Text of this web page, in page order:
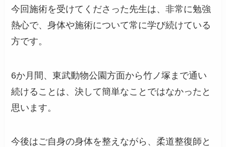
今回施術を受けてくださった先生は、非常に勉強
熱心で、身体や施術について常に学び続けている
方です。
6か月間、東武動物公園方面から竹ノ塚まで通い
続けることは、決して簡単なことではなかったと
思います。
今後はご自身の身体を整えながら、柔道整復師と